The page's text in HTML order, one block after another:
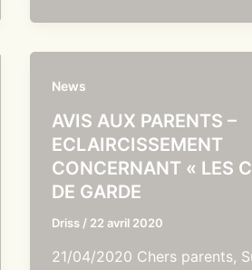
News
AVIS AUX PARENTS –
ECLAIRCISSEMENT
CONCERNANT « LES
DE GARDE
Driss / 22 avril 2020
21/04/2020 Chers parents,